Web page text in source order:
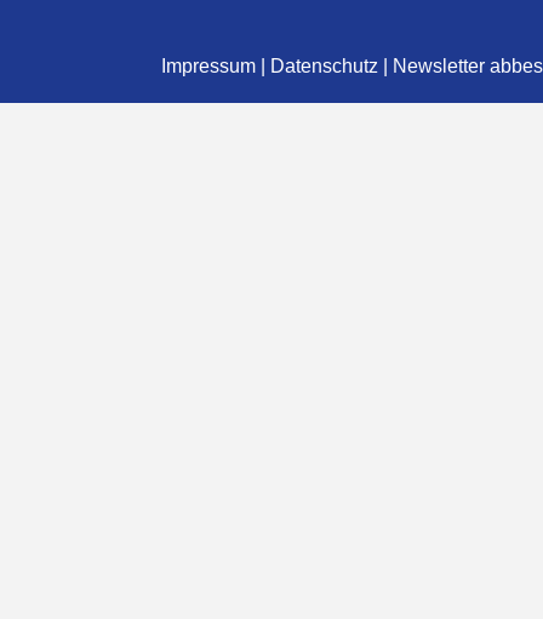
Impressum Datenschutz Newsletter